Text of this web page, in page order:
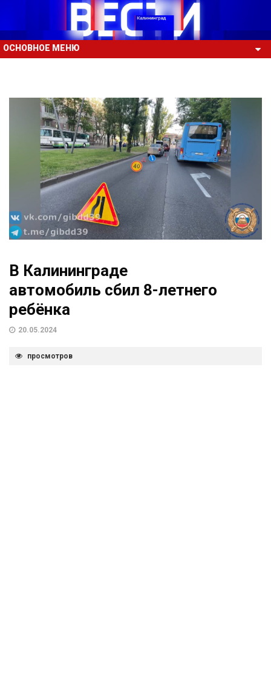
ОСНОВНОЕ МЕНЮ
В Калининграде
автомобиль сбил 8-летнего
ребёнка
20.05.2024
просмотров